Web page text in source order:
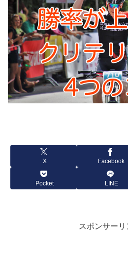
X Facebook
Pocket LINE
スポンサーリ